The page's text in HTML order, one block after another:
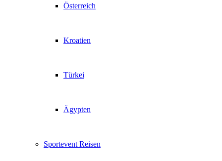
Österreich
Kroatien
Türkei
Ägypten
Sportevent Reisen